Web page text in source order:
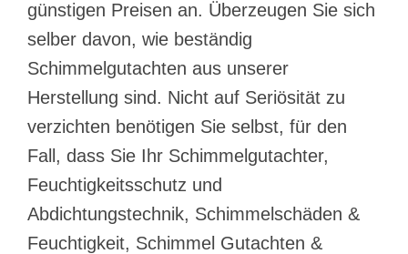
günstigen Preisen an. Überzeugen Sie sich
selber davon, wie beständig
Schimmelgutachten aus unserer
Herstellung sind. Nicht auf Seriösität zu
verzichten benötigen Sie selbst, für den
Fall, dass Sie Ihr Schimmelgutachter,
Feuchtigkeitsschutz und
Abdichtungstechnik, Schimmelschäden &
Feuchtigkeit, Schimmel Gutachten &